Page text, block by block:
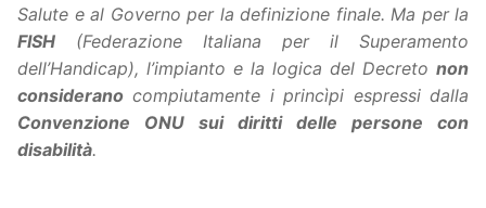
Salute e al Governo per la definizione finale. Ma per la
FISH (Federazione Italiana per il Superamento
dell’Handicap), l’impianto e la logica del Decreto non
considerano compiutamente i princìpi espressi dalla
Convenzione ONU sui diritti delle persone con
disabilità.